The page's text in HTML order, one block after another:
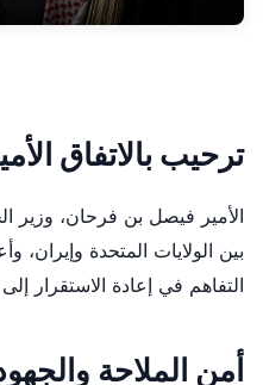
ترحيب بالاتفاق
الأمير فيصل بن فرحان، وزير
بين الولايات المتحدة
التفاهم في إعادة الاستقرار
أمن الملاحة